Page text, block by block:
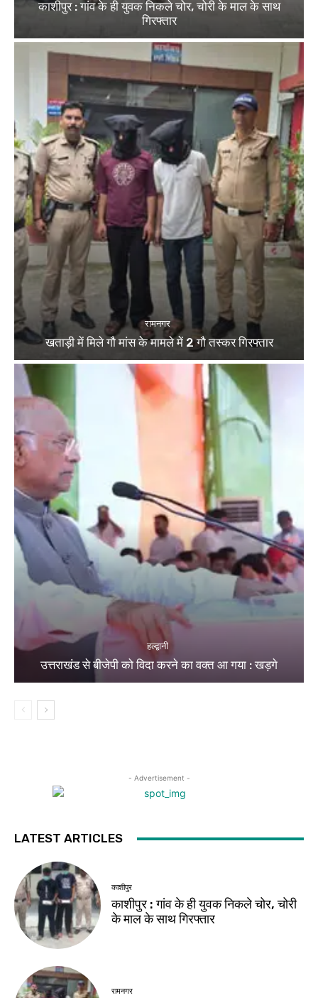
काशीपुर : गांव के ही युवक निकले चोर, चोरी के माल के साथ
गिरफ्तार
रामनगर
खताड़ी में मिले गौ मांस के मामले में 2 गौ तस्कर गिरफ्तार
हल्द्वानी
उत्तराखंड से बीजेपी को विदा करने का वक्त आ गया : खड़गे
- Advertisement -
LATEST ARTICLES
काशीपुर
काशीपुर : गांव के ही युवक निकले चोर, चोरी
के माल के साथ गिरफ्तार
रामनगर